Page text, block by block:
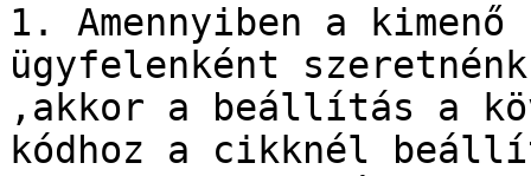
1. Amennyiben a
ügyfelenként
,akkor a beállítás a
kódhoz a cikknél